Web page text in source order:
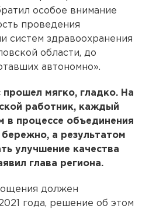
особое внимание
проведения
систем здравоохранения
области, до
автономно».
мягко, гладко. На
работник, каждый
в процессе объединения
а результатом
улучшение качества
глава региона.
должен
года, решение об этом